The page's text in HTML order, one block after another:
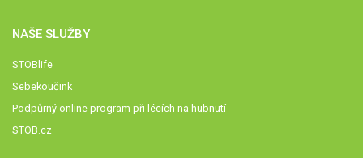
NAŠE SLUŽBY
STOBlife
Sebekoučink
Podpůrný online program při lécích na hubnutí
STOB.cz